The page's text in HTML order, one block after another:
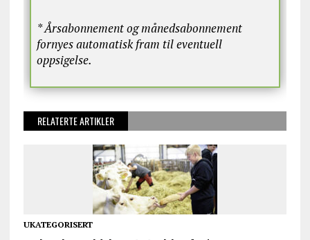
* Årsabonnement og månedsabonnement
fornyes automatisk fram til eventuell
oppsigelse.
RELATERTE ARTIKLER
UKATEGORISERT